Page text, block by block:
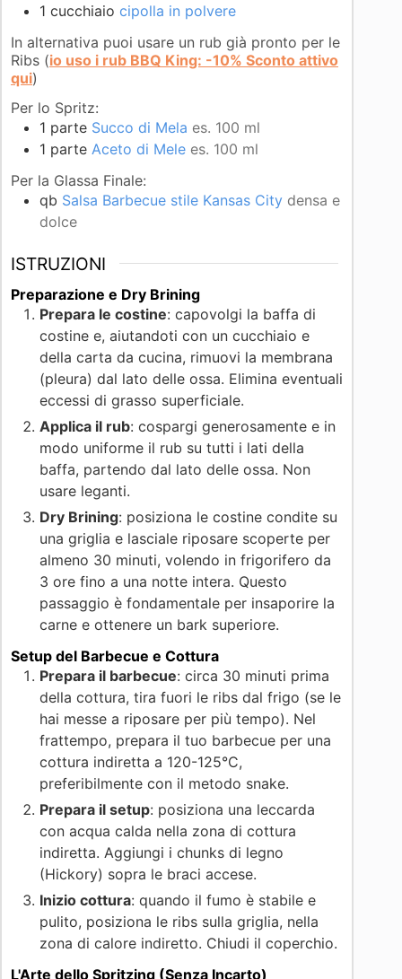
1 cucchiaio cipolla in polvere
In alternativa puoi usare un rub già pronto per le
Ribs (io uso i rub BBQ King: -10% Sconto attivo
qui)
Per lo Spritz:
1 parte Succo di Mela es. 100 ml
1 parte Aceto di Mele es. 100 ml
Per la Glassa Finale:
qb Salsa Barbecue stile Kansas City densa e
dolce
ISTRUZIONI
Preparazione e Dry Brining
Prepara le costine: capovolgi la baffa di
costine e, aiutandoti con un cucchiaio e
della carta da cucina, rimuovi la membrana
(pleura) dal lato delle ossa. Elimina eventuali
eccessi di grasso superficiale.
Applica il rub: cospargi generosamente e in
modo uniforme il rub su tutti i lati della
baffa, partendo dal lato delle ossa. Non
usare leganti.
Dry Brining: posiziona le costine condite su
una griglia e lasciale riposare scoperte per
almeno 30 minuti, volendo in frigorifero da
3 ore fino a una notte intera. Questo
passaggio è fondamentale per insaporire la
carne e ottenere un bark superiore.
Setup del Barbecue e Cottura
Prepara il barbecue: circa 30 minuti prima
della cottura, tira fuori le ribs dal frigo (se le
hai messe a riposare per più tempo). Nel
frattempo, prepara il tuo barbecue per una
cottura indiretta a 120-125°C,
preferibilmente con il metodo snake.
Prepara il setup: posiziona una leccarda
con acqua calda nella zona di cottura
indiretta. Aggiungi i chunks di legno
(Hickory) sopra le braci accese.
Inizio cottura: quando il fumo è stabile e
pulito, posiziona le ribs sulla griglia, nella
zona di calore indiretto. Chiudi il coperchio.
L'Arte dello Spritzing (Senza Incarto)